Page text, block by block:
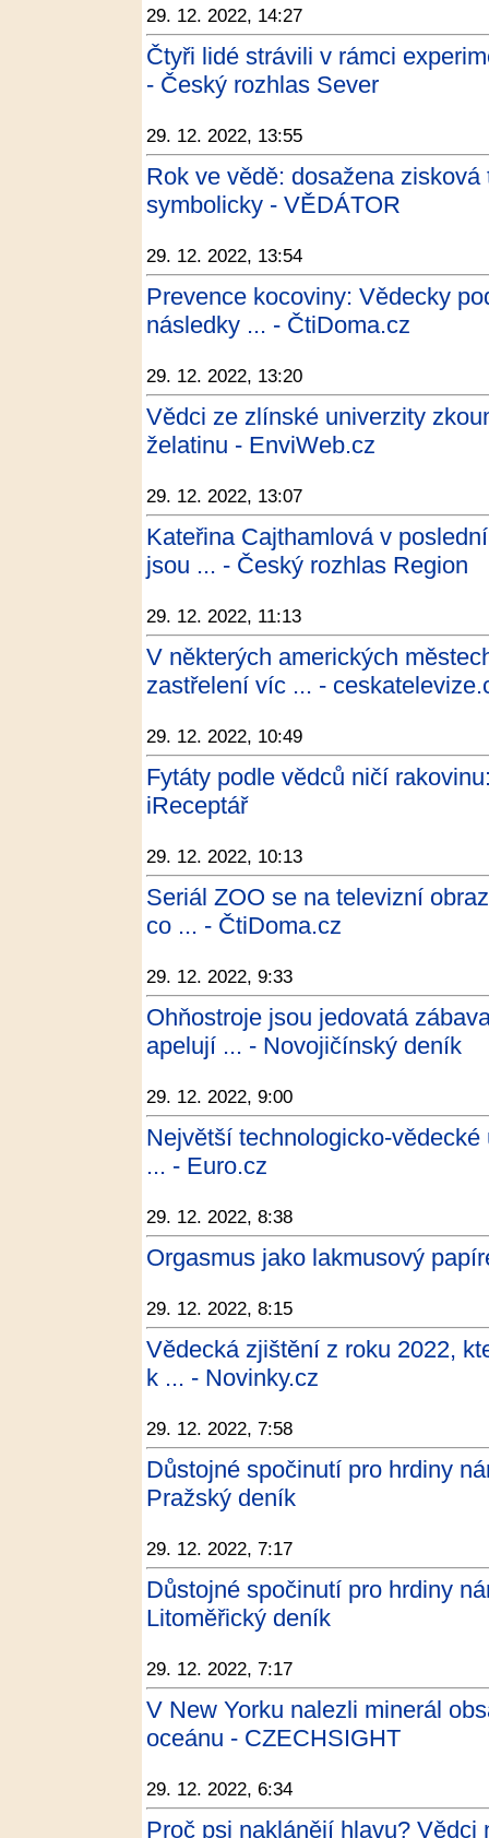
29. 12. 2022, 14:27
Čtyři lidé strávili v rámci
- Český rozhlas Sever
29. 12. 2022, 13:55
Rok ve vědě: dosažena
symbolicky - VĚDÁTOR
29. 12. 2022, 13:54
Prevence kocoviny: Vědecky
následky ... - ČtiDoma.cz
29. 12. 2022, 13:20
Vědci ze zlínské univerzity
želatinu - EnviWeb.cz
29. 12. 2022, 13:07
Kateřina Cajthamlová v
jsou ... - Český rozhlas Region
29. 12. 2022, 11:13
V některých amerických
zastřelení víc ... -
29. 12. 2022, 10:49
Fytáty podle vědců ničí
iReceptář
29. 12. 2022, 10:13
Seriál ZOO se na televizní
co ... - ČtiDoma.cz
29. 12. 2022, 9:33
Ohňostroje jsou jedovatá
apelují ... - Novojičínský deník
29. 12. 2022, 9:00
Největší technologicko-
... - Euro.cz
29. 12. 2022, 8:38
Orgasmus jako lakmusový
29. 12. 2022, 8:15
Vědecká zjištění z roku 2022,
k ... - Novinky.cz
29. 12. 2022, 7:58
Důstojné spočinutí pro hrdiny
Pražský deník
29. 12. 2022, 7:17
Důstojné spočinutí pro hrdiny
Litoměřický deník
29. 12. 2022, 7:17
V New Yorku nalezli minerál
oceánu - CZECHSIGHT
29. 12. 2022, 6:34
Proč psi naklánějí hlavu? Vědci